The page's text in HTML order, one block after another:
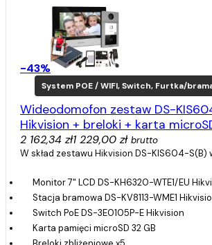
-43%
System POE / WIFI, Switch, Furtka/
Wideodomofon zestaw DS-
Hikvision + breloki + karta
2 162,34 zł1 229,00 zł brutto
W skład zestawu Hikvision DS-KIS604-S(B)
Monitor 7" LCD DS-KH6320-WTE1/EU
Stacja bramowa DS-KV8113-WME1
Switch PoE DS-3E0105P-E Hikvision
Karta pamięci microSD 32 GB